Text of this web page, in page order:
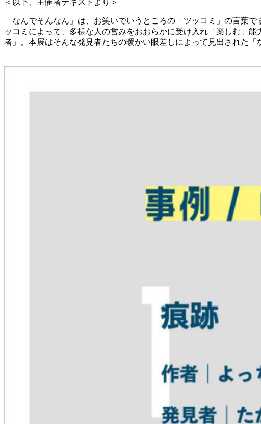
＜以下、主催者テキストより＞
「なんでそんなん」は、お笑いでいうところの「ツッコミ」 の言葉で
ッコミによって、 多様な人の営みをおおらかに受け入れ「楽しむ」能
者」。 本展はそんな発見者たちの暖かい眼差しによって見出された「